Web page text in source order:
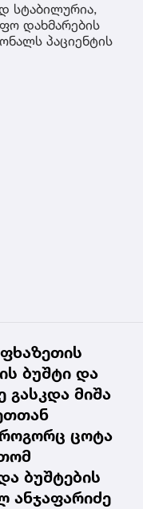
სტაბილურია,
დახმარების
პაციენტის
ბუშტი და
გასკდა მიშა
ცოტა
ბუშტების
ანჯაფარიძე